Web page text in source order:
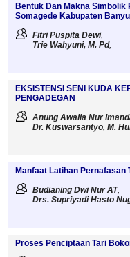
Bentuk Dan Makna
Somagede Kabupaten
Fitri Puspita Dewi,
Trie Wahyuni, M. Pd,
EKSISTENSI SENI KUDA
PENGADEGAN
Anung Awalia Nur
Dr. Kuswarsantyo, M.
Manfaat Latihan
Budianing Dwi Nur AT,
Drs. Supriyadi Hasto
Proses Penciptaan Tari